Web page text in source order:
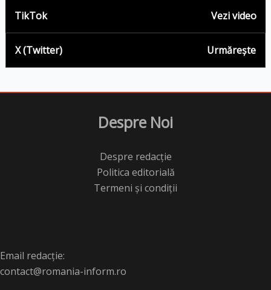
TikTok Vezi video
X (Twitter) Urmărește
Despre Noi
Despre redacție
Politica editorială
Termeni și condiții
Email redacție:
contact@romania-inform.ro